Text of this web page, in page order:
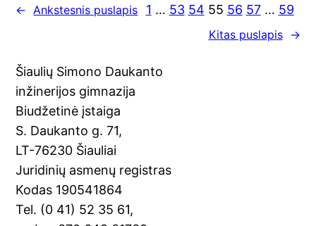
← Ankstesnis puslapis 1 … 53 54 55 56 57 … 59
Kitas puslapis →
Šiaulių Simono Daukanto
inžinerijos gimnazija
Biudžetinė įstaiga
S. Daukanto g. 71,
LT-76230 Šiauliai
Juridinių asmenų registras
Kodas 190541864
Tel. (0 41) 52 35 61,